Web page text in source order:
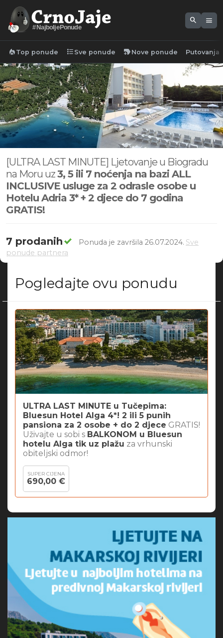
#NajboljePonude
search menu
local_fire_department Top ponude format_list_bulleted Sve ponude new_label Nove ponude Putovanja
[ULTRA LAST MINUTE] Ljetovanje u Biogradu
na Moru uz3, 5 ili 7 noćenja na bazi ALL
INCLUSIVE usluge za 2 odrasle osobe u
Hotelu Adria 3* + 2 djece do 7 godina
GRATIS!
7 prodanih Ponuda je završila 26.07.2024. Sve
ponude partnera
Pogledajte ovu ponudu
ULTRA LAST MINUTE u Tučepima:
Bluesun Hotel Alga 4*! 2 ili 5 punih
pansiona za 2 osobe + do 2 djece GRATIS!
Uživajte u sobi s BALKONOM u Bluesun
hotelu Alga tik uz plažu za vrhunski
obiteljski odmor!
SUPER CIJENA
690,00 €